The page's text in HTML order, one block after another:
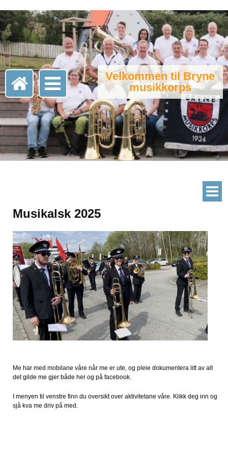
Velkommen til Bryne
musikkorps
Musikalsk 2025
Me har med mobilane våre når me er ute, og pleie dokumentera litt av alt
det gilde me gjer både her og på facebook.
I menyen til venstre finn du oversikt over aktivitetane våre. Klikk deg inn og
sjå kva me driv på med.